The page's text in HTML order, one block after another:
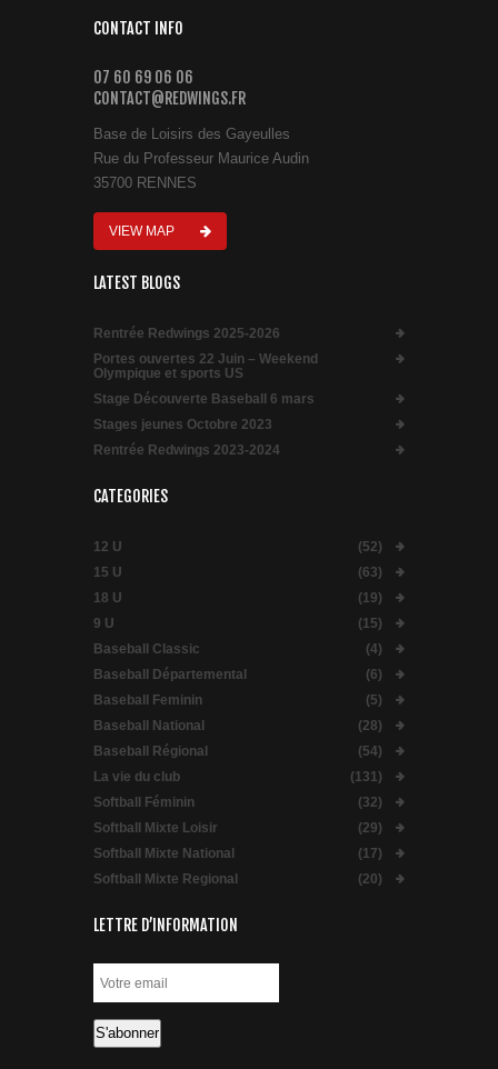
CONTACT INFO
07 60 69 06 06
CONTACT@REDWINGS.FR
Base de Loisirs des Gayeulles
Rue du Professeur Maurice Audin
35700 RENNES
VIEW MAP
LATEST BLOGS
Rentrée Redwings 2025-2026
Portes ouvertes 22 Juin – Weekend
Olympique et sports US
Stage Découverte Baseball 6 mars
Stages jeunes Octobre 2023
Rentrée Redwings 2023-2024
CATEGORIES
12 U
(52)
15 U
(63)
18 U
(19)
9 U
(15)
Baseball Classic
(4)
Baseball Départemental
(6)
Baseball Feminin
(5)
Baseball National
(28)
Baseball Régional
(54)
La vie du club
(131)
Softball Féminin
(32)
Softball Mixte Loisir
(29)
Softball Mixte National
(17)
Softball Mixte Regional
(20)
LETTRE D’INFORMATION